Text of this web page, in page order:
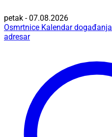
petak - 07.08.2026
Osmrtnice Kalendar događanja
adresar